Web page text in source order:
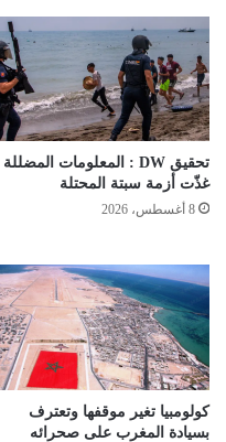
تحقيق DW : المعلومات المضللة
غذّت أزمة سبتة المحتلة
8 أغسطس، 2026
كولومبيا تغير موقفها وتعترف
بسيادة المغرب على صحرائه